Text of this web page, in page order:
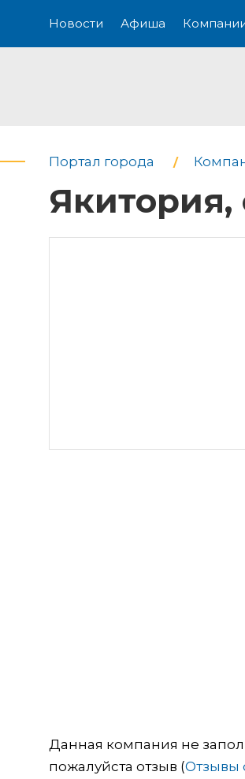
Новости Афиша
Портал города
Якитория,
Данная компания не
пожалуйста отзыв (Отзывы